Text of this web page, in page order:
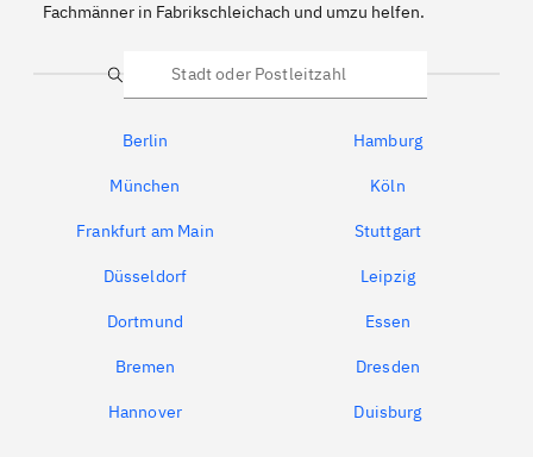
Fachmänner in Fabrikschleichach und umzu helfen.
Suche
Berlin Hamburg
München Köln
Frankfurt am Main Stuttgart
Düsseldorf Leipzig
Dortmund Essen
Bremen Dresden
Hannover Duisburg